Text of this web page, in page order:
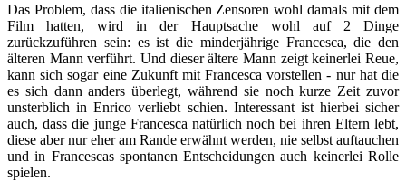
Das Problem, dass die italienischen Zensoren wohl damals mit dem
Film hatten, wird in der Hauptsache wohl auf 2 Dinge
zurückzuführen sein: es ist die minderjährige Francesca, die den
älteren Mann verführt. Und dieser ältere Mann zeigt keinerlei Reue,
kann sich sogar eine Zukunft mit Francesca vorstellen - nur hat die
es sich dann anders überlegt, während sie noch kurze Zeit zuvor
unsterblich in Enrico verliebt schien. Interessant ist hierbei sicher
auch, dass die junge Francesca natürlich noch bei ihren Eltern lebt,
diese aber nur eher am Rande erwähnt werden, nie selbst auftauchen
und in Francescas spontanen Entscheidungen auch keinerlei Rolle
spielen.